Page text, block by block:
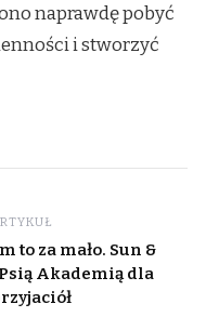
naprawdę pobyć
i stworzyć
to za mało. Sun &
Psią Akademią dla